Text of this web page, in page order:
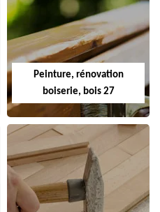
Peinture, rénovation
boiserie, bois 27